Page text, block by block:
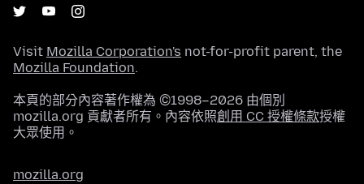
Visit Mozilla Corporation's not-for-profit parent, the
Mozilla Foundation.
本頁的部分內容著作權為 ©1998–2026 由個別
mozilla.org 貢獻者所有。內容依照創用 CC 授權條款授權
大眾使用。
mozilla.org